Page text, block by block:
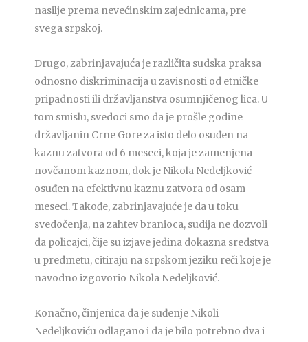
nasilje prema nevećinskim zajednicama, pre
svega srpskoj.
Drugo, zabrinjavajuća je različita sudska praksa
odnosno diskriminacija u zavisnosti od etničke
pripadnosti ili državljanstva osumnjičenog lica. U
tom smislu, svedoci smo da je prošle godine
državljanin Crne Gore za isto delo osuđen na
kaznu zatvora od 6 meseci, koja je zamenjena
novčanom kaznom, dok je Nikola Nedeljković
osuđen na efektivnu kaznu zatvora od osam
meseci. Takođe, zabrinjavajuće je da u toku
svedočenja, na zahtev branioca, sudija ne dozvoli
da policajci, čije su izjave jedina dokazna sredstva
u predmetu, citiraju na srpskom jeziku reči koje je
navodno izgovorio Nikola Nedeljković.
Konačno, činjenica da je suđenje Nikoli
Nedeljkoviću odlagano i da je bilo potrebno dva i